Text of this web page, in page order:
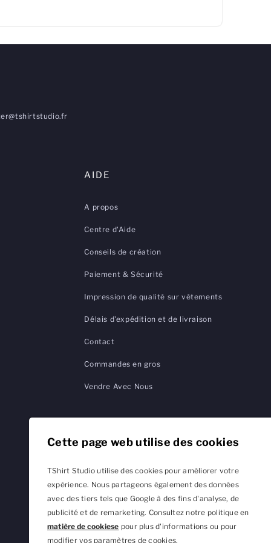
Cette page web utilise des cookies
TShirt Studio utilise des cookies pour améliorer votre
expérience. Nous partageons également des données
avec des tiers tels que Google à des fins d'analyse, de
publicité et de remarketing. Consultez notre politique en
matière de cookiese pour plus d'informations ou pour
modifier vos paramètres de cookies.
AIDE
A propos
Centre d'Aide
Conseils de création
Paiement & Sécurité
Impression de qualité sur vêtements
Délais d'expédition et de livraison
Contact
Commandes en gros
Vendre Avec Nous